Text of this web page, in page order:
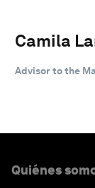
Camila
Advisor to the
Quiénes